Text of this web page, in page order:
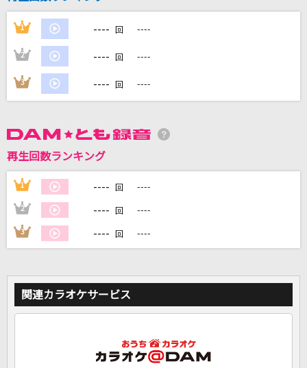
YOASOBI
カラオケ最新情報をチェック！
1 ---- 回 ----
2 ---- 回 ----
3 ---- 回 ----
再生回数ランキング
1 ---- 回 ----
2 ---- 回 ----
3 ---- 回 ----
関連カラオケサービス